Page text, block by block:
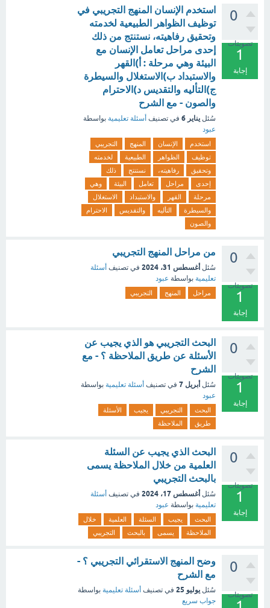
0
تصويتات
1
إجابة
استخدم الإنسان المنهج التجريبي في
توظيف الظواهر الطبيعية لخدمته
وتحقيق رفاهيته، نستنتج من ذلك
إحدى مراحل تعامل الإنسان مع
البيئة وهي مرحلة : أ)القهر
والاستبداد ب)الاستغلال والسيطرة
ج)التأليه والتقديس د)الاحترام
والصون - مع الشرح
سُئل يناير 6 في تصنيف أسئلة تعليمية بواسطة
عبود
استخدم الإنسان المنهج
التجريبي
توظيف
الظواهر الطبيعية
لخدمته
وتحقيق
رفاهيته، نستنتج
ذلك
إحدى
مراحل تعامل البيئة
وهي
مرحلة
القهر والاستبداد
الاستغلال
والسيطرة
التأليه والتقديس
الاحترام
والصون
0
تصويتات
1
إجابة
من مراحل المنهج التجريبي
سُئل أغسطس 31، 2024 في تصنيف أسئلة
تعليمية بواسطة عبود
مراحل المنهج التجريبي
0
تصويتات
1
إجابة
البحث التجريبي هو الذي يجيب عن
الأسئلة عن طريق الملاحظة ؟ - مع
الشرح
سُئل أبريل 7 في تصنيف أسئلة تعليمية بواسطة
عبود
البحث التجريبي يجيب
الأسئلة
طريق
الملاحظة
0
تصويتات
1
إجابة
البحث الذي يجيب عن السئلة
العلمية من خلال الملاحظة يسمى
بالبحث التجريبي
سُئل أغسطس 17، 2024 في تصنيف أسئلة
تعليمية بواسطة عبود
البحث يجيب السئلة العلمية
خلال
الملاحظة
يسمى بالبحث التجريبي
0
تصويتات
وضح المنهج الاستقرائي التجريبي ؟ -
مع الشرح
سُئل يوليو 25 في تصنيف أسئلة تعليمية بواسطة
جواب سريع